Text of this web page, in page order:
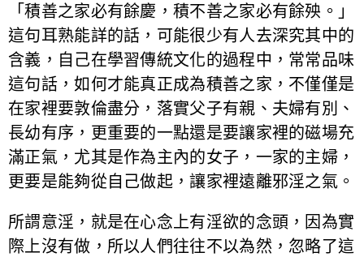
「積善之家必有餘慶，積不善之家必有餘殃。」
這句耳熟能詳的話，可能很少有人去深究其中的
含義，自己在學習傳統文化的過程中，常常品味
這句話，如何才能真正成為積善之家，不僅僅是
在家裡要敦倫盡分，落實父子有親、夫婦有別、
長幼有序，更重要的一點還是要讓家裡的磁場充
滿正氣，尤其是作為主內的女子，一家的主婦，
更要是能夠從自己做起，讓家裡遠離邪淫之氣。
所謂意淫，就是在心念上有淫欲的念頭，因為實
際上沒有做，所以人們往往不以為然，忽略了這